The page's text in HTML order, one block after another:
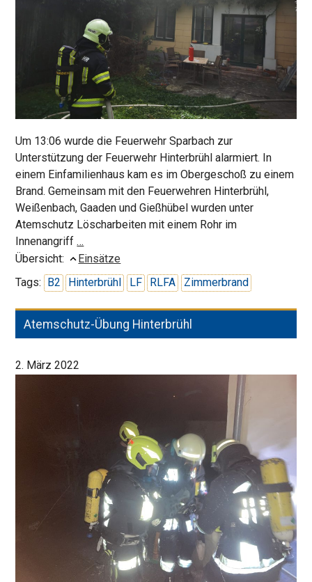
Um 13:06 wurde die Feuerwehr Sparbach zur
Unterstützung der Feuerwehr Hinterbrühl alarmiert. In
einem Einfamilienhaus kam es im Obergeschoß zu einem
Brand. Gemeinsam mit den Feuerwehren Hinterbrühl,
Weißenbach, Gaaden und Gießhübel wurden unter
Atemschutz Löscharbeiten mit einem Rohr im
Innenangriff…
der
Feuerwehr
Hinterbrühl
bei
Zimmerbrand
Übersicht:
Einsätze
Tags: B2 Hinterbrühl LF RLFA Zimmerbrand
Atemschutz-Übung Hinterbrühl
2. März 2022